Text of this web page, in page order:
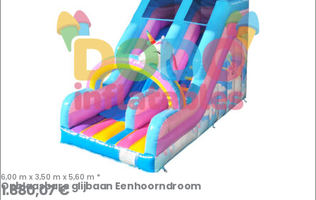
Opblaasbare glijbaan Eenhoorndroom
6,00 m x 3,50 m x 5,60 m *
1.880,07€